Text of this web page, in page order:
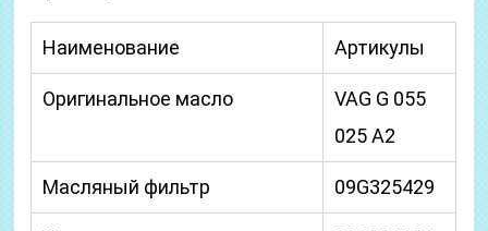
Наименование Артикулы
Оригинальное масло
VAG G 055
025 A2
Масляный фильтр 09G325429